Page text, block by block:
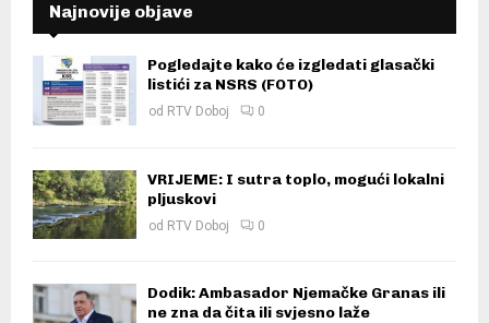
Najnovije objave
Pogledajte kako će izgledati glasački
listići za NSRS (FOTO)
od RTV Doboj 0
VRIJEME: I sutra toplo, mogući lokalni
pljuskovi
od RTV Doboj 0
Dodik: Ambasador Njemačke Granas ili
ne zna da čita ili svjesno laže